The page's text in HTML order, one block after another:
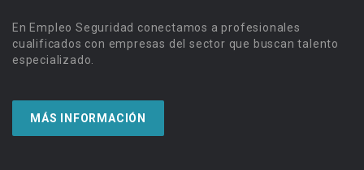
En Empleo Seguridad conectamos a profesionales
cualificados con empresas del sector que buscan talento
especializado.
MÁS INFORMACIÓN